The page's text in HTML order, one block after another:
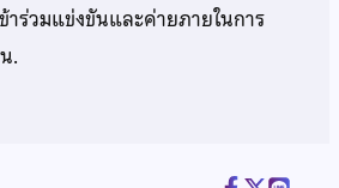
ร่วมแข่งขันและค่ายภายในการ
.